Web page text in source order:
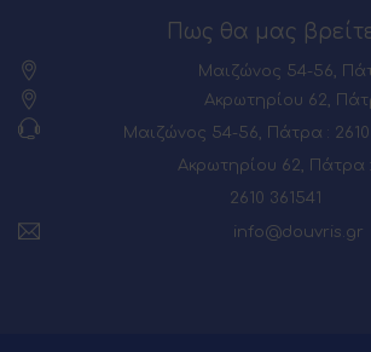
Πως θα μας
Μαιζώνος 54-56,
Ακρωτηρίου 62,
Μαιζώνος 54-56, Πάτρα : 2610
Ακρωτηρίου 62, Πάτρα :
2610 361541
info@douvris.gr